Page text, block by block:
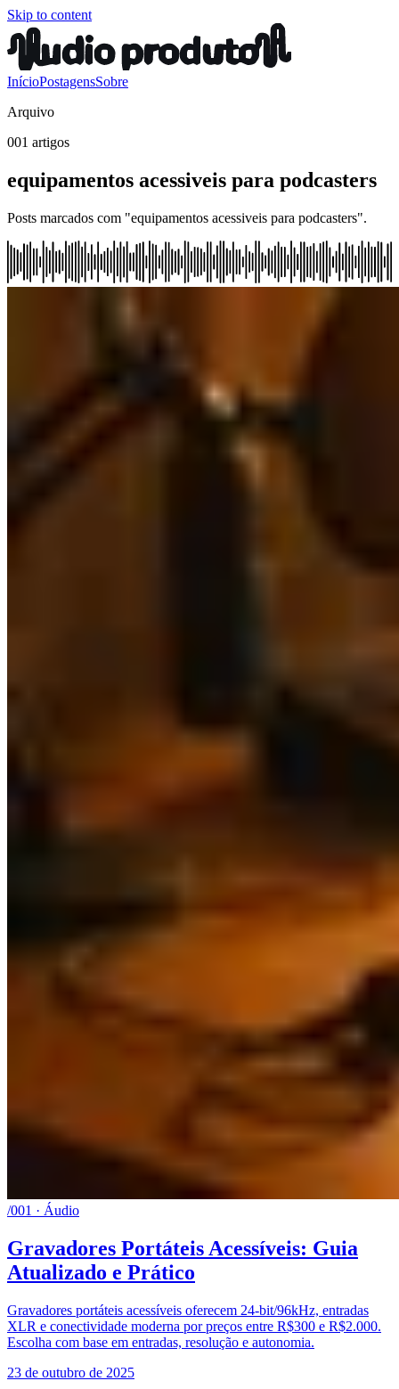
Skip to content
InícioPostagensSobre
Arquivo
001 artigos
equipamentos acessiveis para podcasters
Posts marcados com "equipamentos acessiveis para podcasters".
/001 · Áudio
Gravadores Portáteis Acessíveis: Guia
Atualizado e Prático
Gravadores portáteis acessíveis oferecem 24-bit/96kHz, entradas
XLR e conectividade moderna por preços entre R$300 e R$2.000.
Escolha com base em entradas, resolução e autonomia.
23 de outubro de 2025